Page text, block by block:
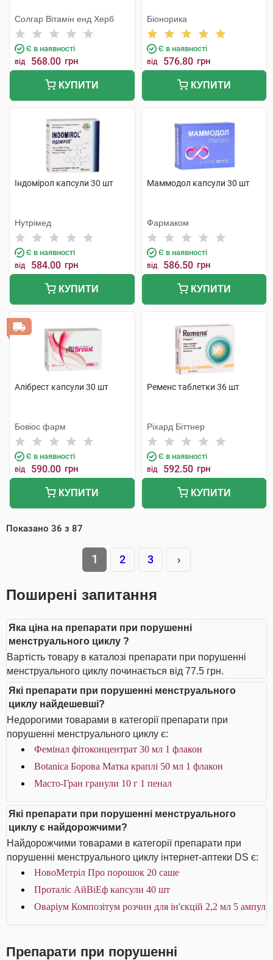
Солгар Вітамін енд Херб
Є в наявності
від 568.00 грн
КУПИТИ
Біонорика
Є в наявності
від 576.80 грн
КУПИТИ
Індомірол капсули 30 шт
Нутрімед
Є в наявності
від 584.00 грн
КУПИТИ
Маммодол капсули 30 шт
Фармаком
Є в наявності
від 586.50 грн
КУПИТИ
Алібрест капсули 30 шт
Бовіос фарм
Є в наявності
від 590.00 грн
КУПИТИ
Ременс таблетки 36 шт
Ріхард Біттнер
Є в наявності
від 592.50 грн
КУПИТИ
Показано 36 з 87
1 2 3 ›
Поширені запитання
Яка ціна на препарати при порушенні
менструального циклу ?
Вартість товару в каталозі препарати при порушенні
менструального циклу починається від 77.5 грн.
Які препарати при порушенні менструального
циклу найдешевші?
Недорогими товарами в категорії препарати при
порушенні менструального циклу є:
Фемінал фітоконцентрат 30 мл 1 флакон
Botanica Борова Матка краплі 50 мл 1 флакон
Масто-Гран гранули 10 г 1 пенал
Які препарати при порушенні менструального
циклу є найдорожчими?
Найдорожчими товарами в категорії препарати при
порушенні менструального циклу інтернет-аптеки DS є:
НовоМетріл Про порошок 20 саше
Проталіс АйВіЕф капсули 40 шт
Оваріум Композітум розчин для ін'єкцій 2,2 мл 5 ампул
Препарати при порушенні